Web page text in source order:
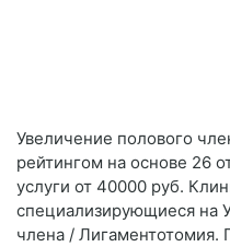
Увеличение полового
рейтингом на основе 26
услуги от 40000 руб.
специализирующиеся на
члена / Лигаментотомия.